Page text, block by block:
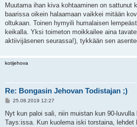
Muutama ihan kiva kohtaaminen on sattunut
baarissa oikein halaamaan vaikkei mitään
oltukaan. Toinen hymyili humalaisen
keikalla. Yksi toimeton moikkailee aina
aktiivijäsenen seurassa!), tykkään sen
kotijehova
Re: Bongasin Jehovan Todistajan ;)
V
e
s
t
25.08.2019 12:27
Nyt kun paloi sali, niin muistan kun 90-
Tays:issa. Kun kuolema iski torstaina, lehdet